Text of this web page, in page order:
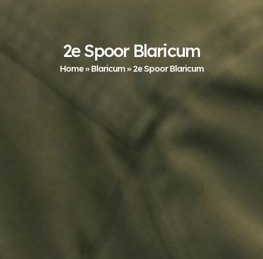
2e Spoor Blaricum
Home»Blaricum»2e Spoor Blaricum